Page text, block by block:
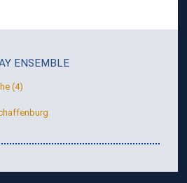
ENSEMBLE
(4)